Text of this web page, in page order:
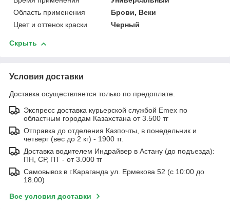
Область применения
Брови, Веки
Цвет и оттенок краски
Черный
Скрыть
Условия доставки
Доставка осуществляется только по предоплате.
Экспресс доставка курьерской службой Emex по
областным городам Казахстана от 3.500 тг
Отправка до отделения Казпочты, в понедельник и
четверг (вес до 2 кг) - 1900 тг.
Доставка водителем Индрайвер в Астану (до подъезда):
ПН, СР, ПТ - от 3.000 тг
Самовывоз в г.Караганда ул. Ермекова 52 (с 10:00 до
18:00)
Все условия доставки